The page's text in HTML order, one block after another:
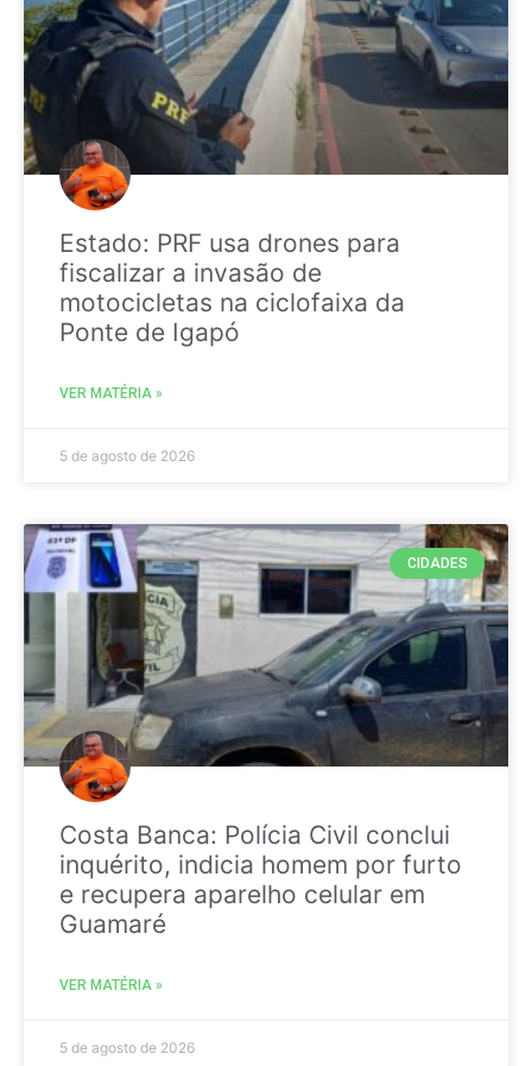
Estado: PRF usa drones para
fiscalizar a invasão de
motocicletas na ciclofaixa da
Ponte de Igapó
VER MATÉRIA »
5 de agosto de 2026
CIDADES
Costa Banca: Polícia Civil conclui
inquérito, indicia homem por furto
e recupera aparelho celular em
Guamaré
VER MATÉRIA »
5 de agosto de 2026